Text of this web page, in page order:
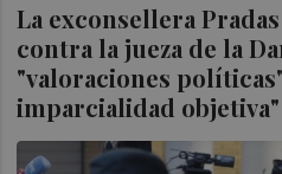
La exconsellera
contra la jueza de la
"valoraciones
imparcialidad objetiva"